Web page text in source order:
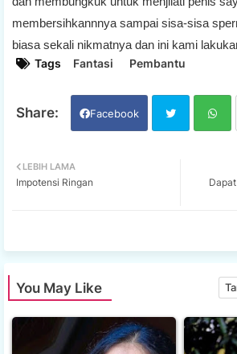
membersihkannnya sampai sisa-sisa
biasa sekali nikmatnya dan ini kami
Tags
Fantasi Pembantu
Facebook
ats
LEBIH LAMA
Impotensi Ringan
You May Like